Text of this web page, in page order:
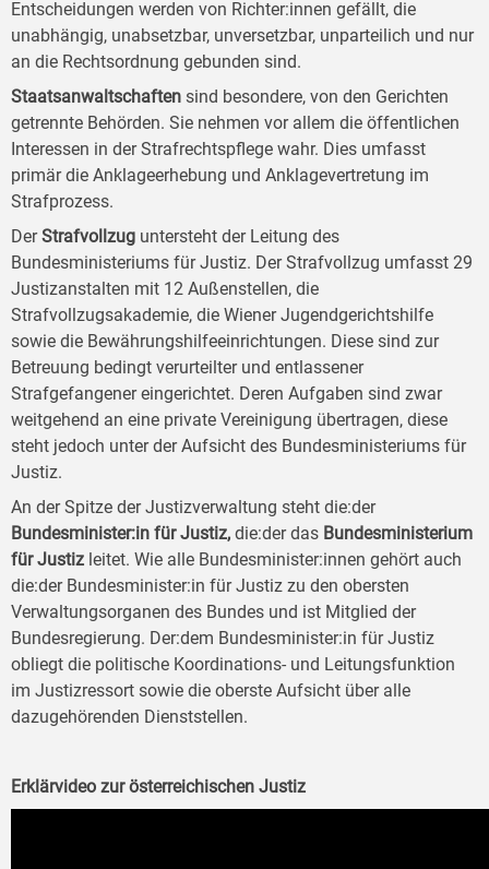
Entscheidungen werden von Richter:innen gefällt, die
unabhängig, unabsetzbar, unversetzbar, unparteilich und nur
an die Rechtsordnung gebunden sind.
Staatsanwaltschaften sind besondere, von den Gerichten
getrennte Behörden. Sie nehmen vor allem die öffentlichen
Interessen in der Strafrechtspflege wahr. Dies umfasst
primär die Anklageerhebung und Anklagevertretung im
Strafprozess.
DerStrafvollzug untersteht der Leitung des
Bundesministeriums für Justiz. Der Strafvollzug umfasst 29
Justizanstalten mit 12 Außenstellen, die
Strafvollzugsakademie, die Wiener Jugendgerichtshilfe
sowie die Bewährungshilfeeinrichtungen. Diese sind zur
Betreuung bedingt verurteilter und entlassener
Strafgefangener eingerichtet. Deren Aufgaben sind zwar
weitgehend an eine private Vereinigung übertragen, diese
steht jedoch unter der Aufsicht des Bundesministeriums für
Justiz.
An der Spitze der Justizverwaltung steht die:der
Bundesminister:in für Justiz, die:der das Bundesministerium
für Justiz leitet. Wie alle Bundesminister:innen gehört auch
die:der Bundesminister:in für Justiz zu den obersten
Verwaltungsorganen des Bundes und ist Mitglied der
Bundesregierung. Der:dem Bundesminister:in für Justiz
obliegt die politische Koordinations- und Leitungsfunktion
im Justizressort sowie die oberste Aufsicht über alle
dazugehörenden Dienststellen.
Erklärvideo zur österreichischen Justiz